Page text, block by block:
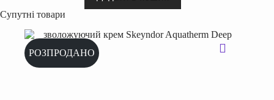
Супутні товари
РОЗПРОДАНО